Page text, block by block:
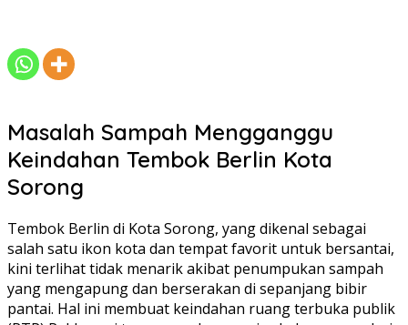
Masalah Sampah Mengganggu
Keindahan Tembok Berlin Kota
Sorong
Tembok Berlin di Kota Sorong, yang dikenal sebagai
salah satu ikon kota dan tempat favorit untuk bersantai,
kini terlihat tidak menarik akibat penumpukan sampah
yang mengapung dan berserakan di sepanjang bibir
pantai. Hal ini membuat keindahan ruang terbuka publik